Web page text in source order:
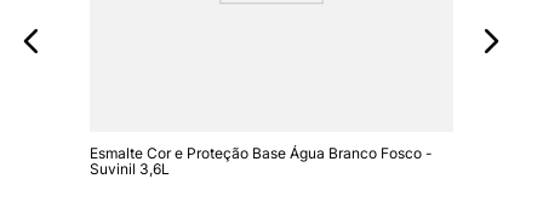
Esmalte Cor e Proteção Base Água Branco Fosco -
Suvinil 3,6L